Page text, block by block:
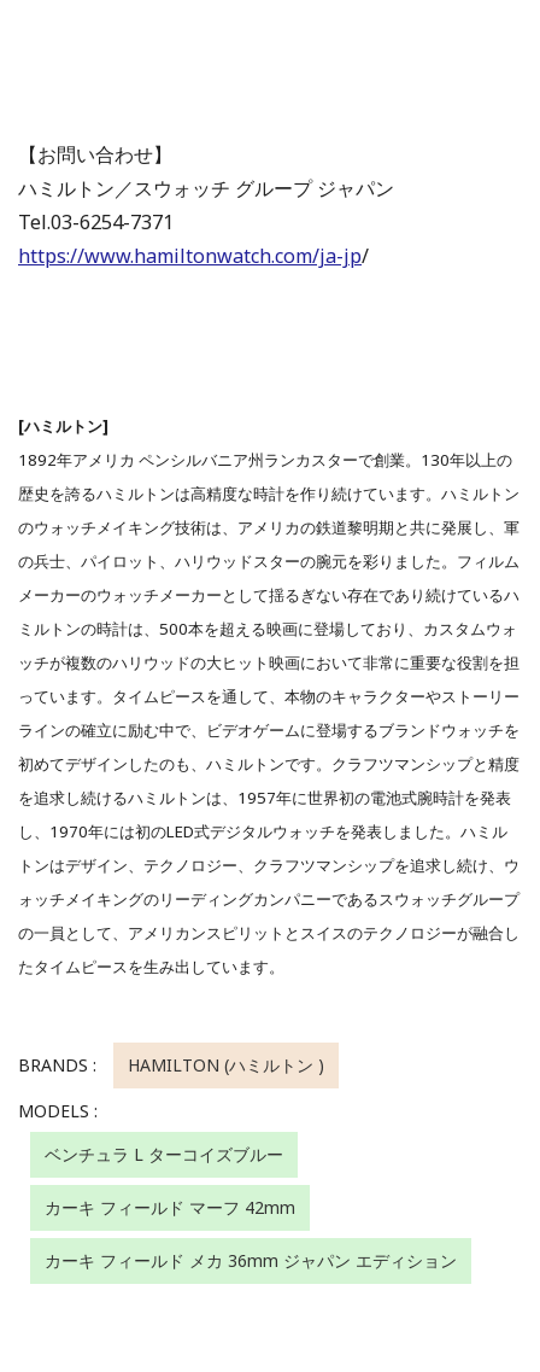
【お問い合わせ】
ハミルトン／スウォッチ グループ ジャパン
Tel.03-6254-7371
https://www.hamiltonwatch.com/ja-jp/
[ハミルトン]
1892年アメリカ ペンシルバニア州ランカスターで創業。130年以上の
歴史を誇るハミルトンは高精度な時計を作り続けています。ハミルトン
のウォッチメイキング技術は、アメリカの鉄道黎明期と共に発展し、軍
の兵士、パイロット、ハリウッドスターの腕元を彩りました。フィルム
メーカーのウォッチメーカーとして揺るぎない存在であり続けているハ
ミルトンの時計は、500本を超える映画に登場しており、カスタムウォ
ッチが複数のハリウッドの大ヒット映画において非常に重要な役割を担
っています。タイムピースを通して、本物のキャラクターやストーリー
ラインの確立に励む中で、ビデオゲームに登場するブランドウォッチを
初めてデザインしたのも、ハミルトンです。クラフツマンシップと精度
を追求し続けるハミルトンは、1957年に世界初の電池式腕時計を発表
し、1970年には初のLED式デジタルウォッチを発表しました。ハミル
トンはデザイン、テクノロジー、クラフツマンシップを追求し続け、ウ
ォッチメイキングのリーディングカンパニーであるスウォッチグループ
の一員として、アメリカンスピリットとスイスのテクノロジーが融合し
たタイムピースを生み出しています。
BRANDS :
HAMILTON (ハミルトン )
MODELS :
ベンチュラ L ターコイズブルー
カーキ フィールド マーフ 42mm
カーキ フィールド メカ 36mm ジャパン エディション